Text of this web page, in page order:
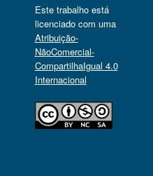
Este trabalho está
licenciado com uma
Atribuição-
NãoComercial-
CompartilhaIgual 4.0
Internacional